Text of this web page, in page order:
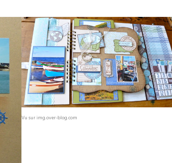
Vu sur img.over-blog.com